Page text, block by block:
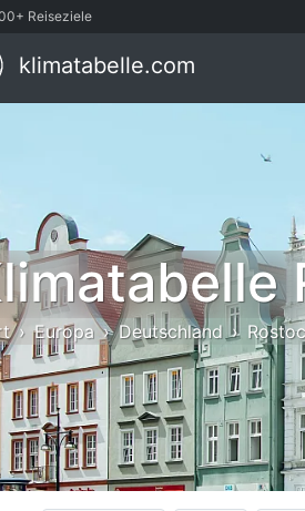
Reiseziele
klimatabelle.com
Europa Deutschland